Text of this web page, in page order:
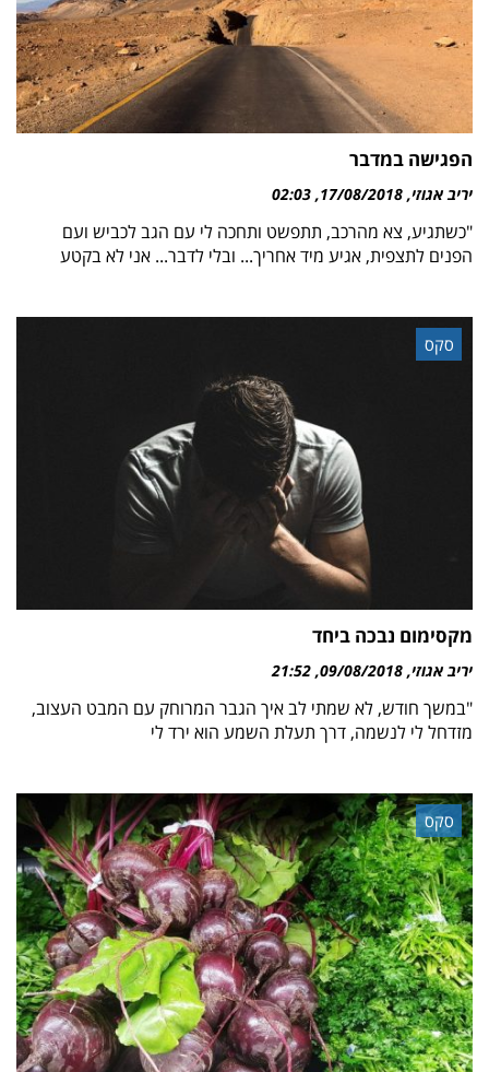
הפגישה במדבר
יריב אגוזי 17/08/2018
02:03
"כשתגיע, צא מהרכב, תתפשט ותחכה לי עם הגב לכביש ועם
הפנים לתצפית, אגיע מיד אחריך... ובלי לדבר... אני לא בקטע
סקס
מקסימום נבכה ביחד
יריב אגוזי 09/08/2018
21:52
"במשך חודש, לא שמתי לב איך הגבר המרוחק עם המבט העצוב,
מזדחל לי לנשמה, דרך תעלת השמע הוא ירד לי
סקס